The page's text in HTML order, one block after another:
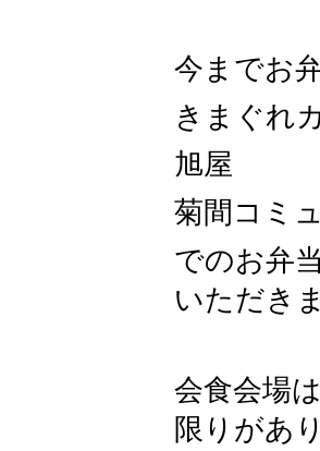
今までお
きまぐれ
旭屋
菊間コミ
でのお弁
いただき
会食会場
限りがあ